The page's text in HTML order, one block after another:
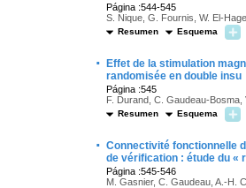
Página :544-545
S. Nique, G. Fournis, W. El-
Resumen Esquema
·
Effet de la stimulation
randomisée en double insu
Página :545
F. Durand, C. Gaudeau-
Resumen Esquema
· Connectivité fonctionnelle
de vérification : étude du «
Página :545-546
M. Gasnier, C. Gaudeau, A.-H.